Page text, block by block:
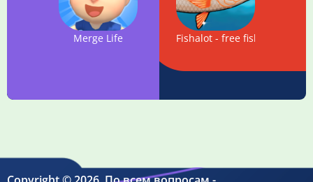
Merge Life Fishalot - free fishing game